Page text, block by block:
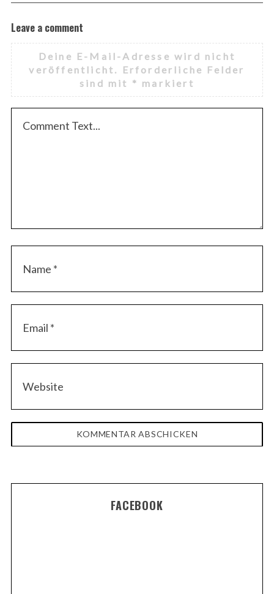
Leave a comment
Deine E-Mail-Adresse wird nicht
veröffentlicht.
Erforderliche Felder
sind mit * markiert
FACEBOOK